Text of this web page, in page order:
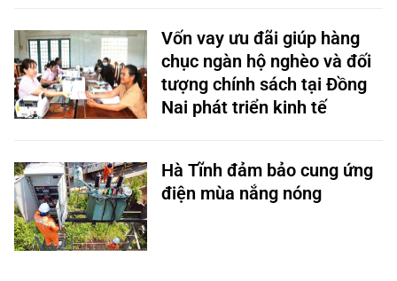
Vốn vay ưu đãi giúp hàng
chục ngàn hộ nghèo và đối
tượng chính sách tại Đồng
Nai phát triển kinh tế
Hà Tĩnh đảm bảo cung ứng
điện mùa nắng nóng